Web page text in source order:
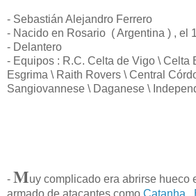
- Sebastián Alejandro Ferrero
- Nacido en Rosario ( Argentina ) , el
- Delantero
- Equipos : R.C. Celta de Vigo \ Celta
Esgrima \ Raith Rovers \ Central
Sangiovannese \ Daganese \
- Muy complicado era abrirse hueco
armado de atacantes como Catanha ,